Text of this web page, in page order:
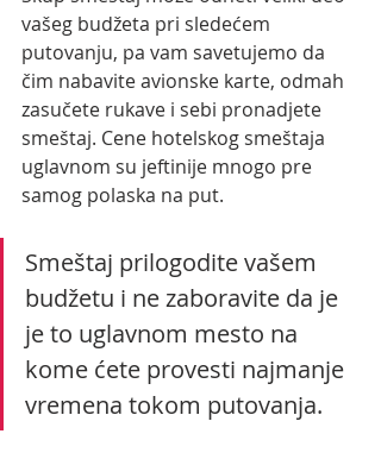
vašeg budžeta pri sledećem
putovanju, pa vam savetujemo da
čim nabavite avionske karte, odmah
zasučete rukave i sebi pronadjete
smeštaj. Cene hotelskog smeštaja
uglavnom su jeftinije mnogo pre
samog polaska na put.
Smeštaj prilogodite vašem
budžetu i ne zaboravite da je
je to uglavnom mesto na
kome ćete provesti najmanje
vremena tokom putovanja.